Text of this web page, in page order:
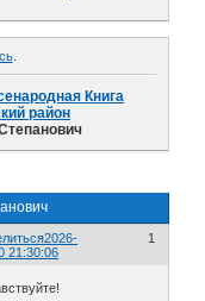
.
Книга
район
1
2026-
21:30:06